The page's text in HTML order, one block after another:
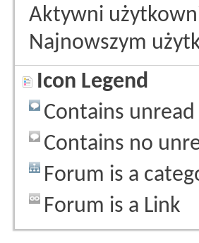
Aktywni
Najnowszym
Icon Legend
Contains
Contains no
Forum is a
Forum is a Link